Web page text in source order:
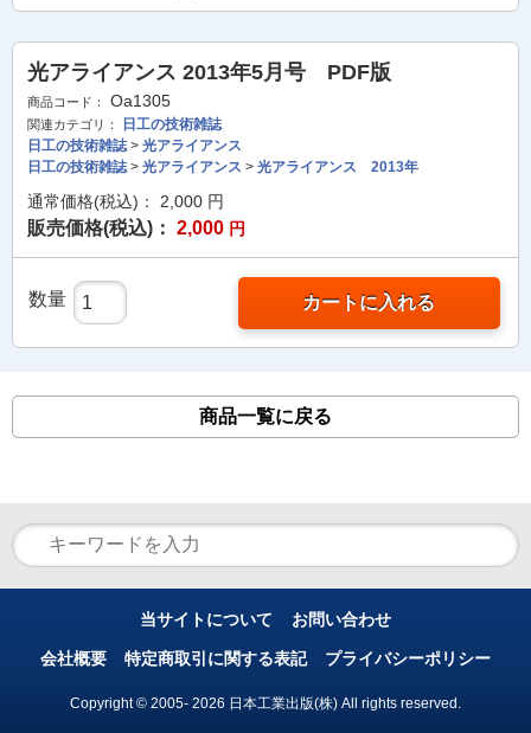
光アライアンス 2013年5月号 PDF版
商品コード： Oa1305
関連カテゴリ：
日工の技術雑誌
日工の技術雑誌> 光アライアンス
日工の技術雑誌> 光アライアンス > 光アライアンス 2013年
通常価格(税込)： 2,000 円
販売価格(税込)： 2,000 円
数量 カートに入れる
商品一覧に戻る
当サイトについて お問い合わせ
会社概要 特定商取引に関する表記 プライバシーポリシー
Copyright © 2005- 2026 日本工業出版(株) All rights reserved.